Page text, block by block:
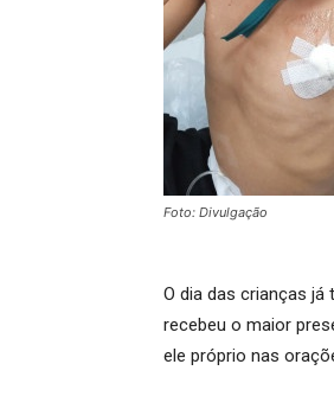
Foto: Divulgação
O dia das crianças já
recebeu o maior
ele próprio nas